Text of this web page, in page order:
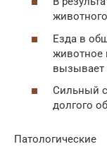
Езда в
животное
вызывает
Сильный
долгого
Патологические